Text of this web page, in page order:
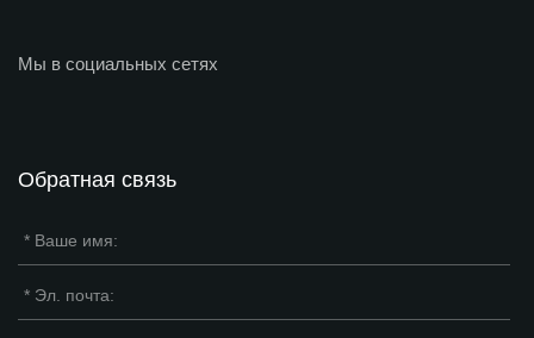
Мы в социальных сетях
Обратная связь